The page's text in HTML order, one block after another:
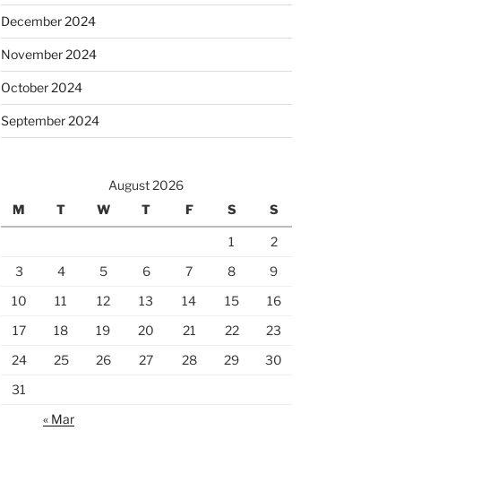
December 2024
November 2024
October 2024
September 2024
August 2026
M
T W T F S S
1
2
3
4 5 6 7 8
9
10
11 12 13 14 15
16
17
18 19 20 21 22
23
24
25 26 27 28 29
30
31
« Mar